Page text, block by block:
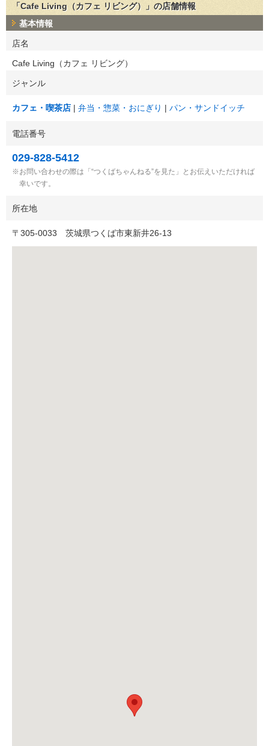
「Cafe Living（カフェ リビング）」の店舗情報
基本情報
店名
Cafe Living（カフェ リビング）
ジャンル
カフェ・喫茶店 弁当・惣菜・おにぎり パン・サンドイッチ
電話番号
029-828-5412
お問い合わせの際は「“つくばちゃんねる”を見た」とお伝えいただければ
幸いです。
所在地
〒 305-0033 茨城県つくば市東新井26-13